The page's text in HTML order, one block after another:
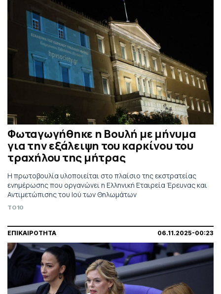
Φωταγωγήθηκε η Βουλή με μήνυμα
για την εξάλειψη του καρκίνου του
τραχήλου της μήτρας
Η πρωτοβουλία υλοποιείται στο πλαίσιο της εκστρατείας
ενημέρωσης που οργανώνει η Ελληνική Εταιρεία Έρευνας και
Αντιμετώπισης του Ιού των Θηλωμάτων
TO10
ΕΠΙΚΑΙΡΟΤΗΤΑ 06.11.2025-00:23